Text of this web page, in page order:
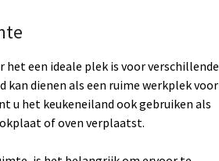
een ideale plek is voor verschillende
dienen als een ruime werkplek voor
u het keukeneiland ook gebruiken als
of oven verplaatst.